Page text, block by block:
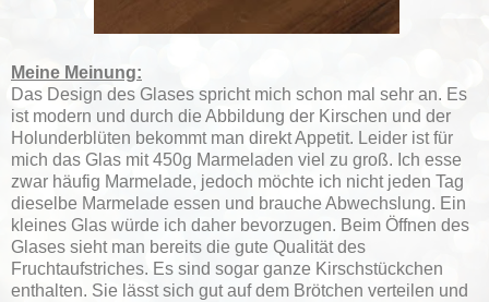
Meine Meinung:
Das Design des Glases spricht mich schon mal sehr an. Es
ist modern und durch die Abbildung der Kirschen und der
Holunderblüten bekommt man direkt Appetit. Leider ist für
mich das Glas mit 450g Marmeladen viel zu groß. Ich esse
zwar häufig Marmelade, jedoch möchte ich nicht jeden Tag
dieselbe Marmelade essen und brauche Abwechslung. Ein
kleines Glas würde ich daher bevorzugen. Beim Öffnen des
Glases sieht man bereits die gute Qualität des
Fruchtaufstriches. Es sind sogar ganze Kirschstückchen
enthalten. Sie lässt sich gut auf dem Brötchen verteilen und